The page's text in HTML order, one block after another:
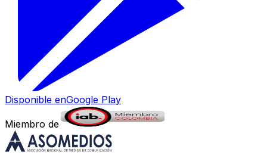
Disponible enGoogle Play
Miembro de